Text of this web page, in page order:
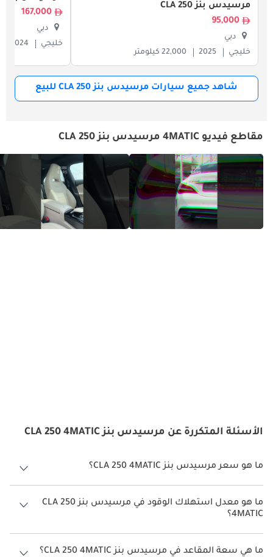
مرسيدس بنز CLA 250
95,000
دبي
خليجي
2025 22,000 كيلومتر
167,000
دبي
خليجي
2024
شاهد جميع سيارات مرسيدس بنز CLA 250 للبيع
مقاطع فيديو 4MATIC مرسيدس بنز CLA 250
الأسئلة المتكررة عن مرسيدس بنز CLA 250 4MATIC
ما هو سعر مرسيدس بنز CLA 250 4MATIC؟
سعر مرسيدس بنز CLA 250 4MATIC هو درهم 241,900.
ما هو معدل استهلاك الوقود في مرسيدس بنز CLA 250
4MATIC؟
يبلغ معدل استهلاك الوقود المقترح من الشركة المصنعة لسيارة مرسيدس
بنز CLA 250 2026 من 13كم/ليتر.
ما هي سعة المقاعد في مرسيدس بنز CLA 250 4MATIC؟